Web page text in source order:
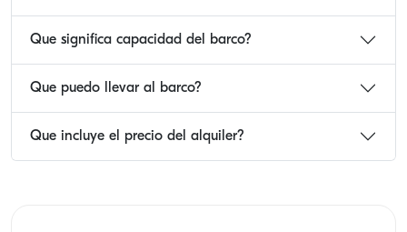
Que significa capacidad del barco?
Que puedo llevar al barco?
Que incluye el precio del alquiler?